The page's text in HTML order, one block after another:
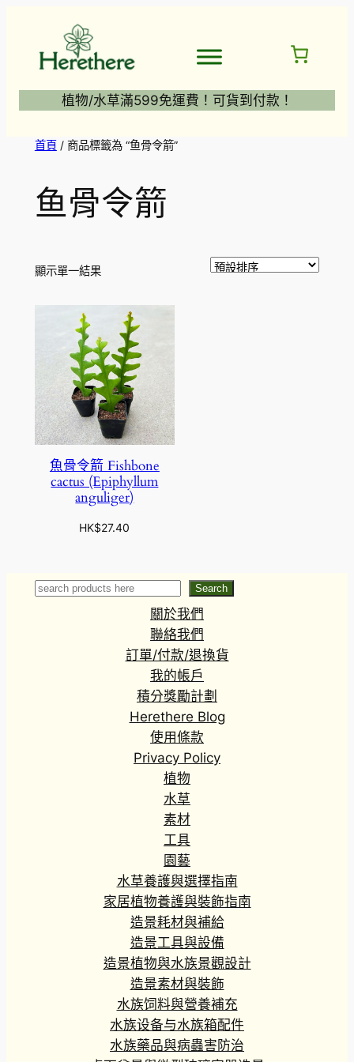
植物/水草滿599免運費！可貨到付款！
首頁/ 商品標籤為 “鱼骨令箭”
鱼骨令箭
顯示單一結果
魚骨令箭 Fishbone
cactus (Epiphyllum
anguliger)
HK$27.40
Search Search
關於我們
聯絡我們
訂單/付款/退換貨
我的帳戶
積分獎勵計劃
Herethere Blog
使用條款
Privacy Policy
植物
水草
素材
工具
園藝
水草養護與選擇指南
家居植物養護與裝飾指南
造景耗材與補給
造景工具與設備
造景植物與水族景觀設計
造景素材與裝飾
水族饲料與營養補充
水族设备与水族箱配件
水族藥品與病蟲害防治